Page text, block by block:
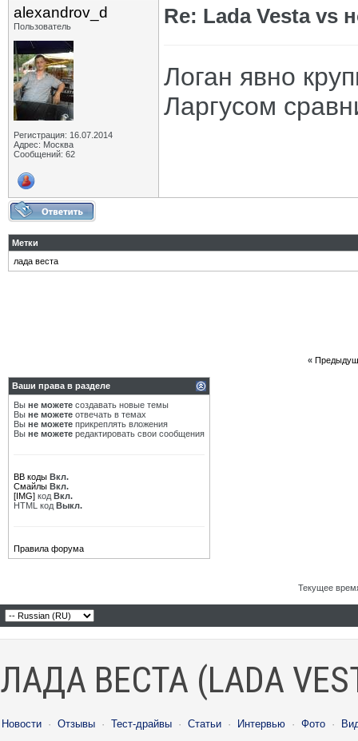
alexandrov_d
Пользователь
Регистрация: 16.07.2014
Адрес: Москва
Сообщений: 62
Re: Lada Vesta vs
Логан явно
Ларгусом
Метки
лада веста
«
Ваши права в разделе
Вы не можете создавать новые темы
Вы не можете отвечать в темах
Вы не можете прикреплять вложения
Вы не можете редактировать свои сообщения
BB коды Вкл.
Смайлы Вкл.
[IMG] код Вкл.
HTML код Выкл.
Правила форума
Текущее
ЛАДА ВЕСТА (LADA
Новости · Отзывы · Тест-драйвы · Статьи · Интервью · Фото ·